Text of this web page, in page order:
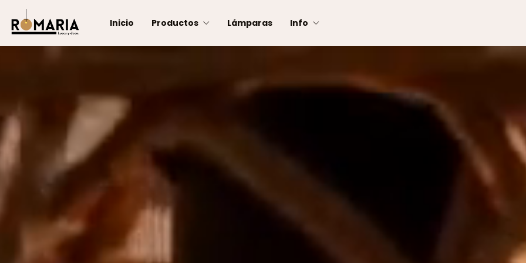
Inicio Productos Lámparas Info